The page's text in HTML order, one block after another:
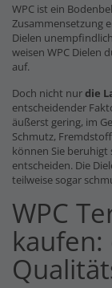
WPC ist ein
Zusammensetzung
Dielen
weisen WPC Dielen
auf.
Doch nicht nurdie
entscheidender
äußerst gering, im
Schmutz,
können Sie beruhigt
entscheiden. Die
teilweise sogar
WPC
kaufen: